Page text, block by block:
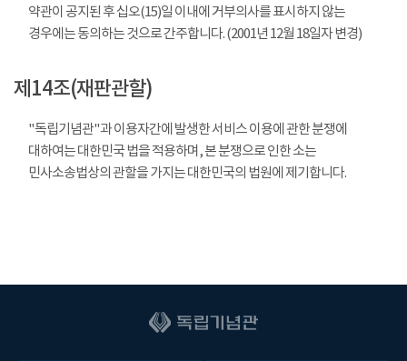
약관이 공지된 후 십오(15)일 이내에 거부의사를 표시하지 않는
경우에는 동의하는 것으로 간주합니다. (2001년 12월 18일자 변경)
제14조(재판관할)
"독립기념관"과 이용자간에 발생한 서비스 이용에 관한 분쟁에
대하여는 대한민국 법을 적용하며, 본 분쟁으로 인한 소는
민사소송법상의 관할을 가지는 대한민국의 법원에 제기합니다.